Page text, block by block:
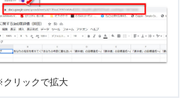
リックで拡大